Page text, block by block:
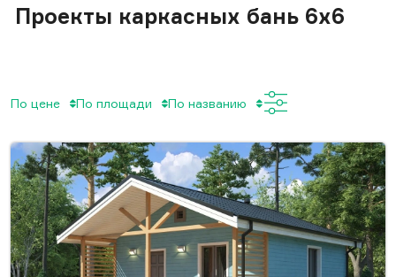
Проекты каркасных бань 6х6
По цене По площади По названию